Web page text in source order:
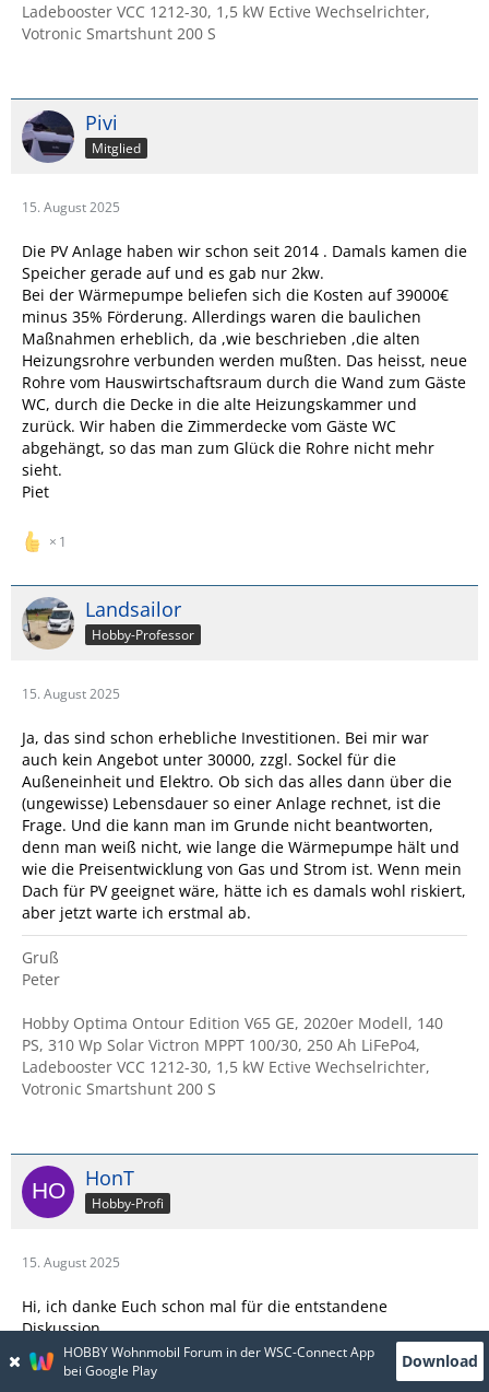
Ladebooster VCC 1212-30, 1,5 kW Ective Wechselrichter,
Votronic Smartshunt 200 S
Pivi
Mitglied
15. August 2025
Die PV Anlage haben wir schon seit 2014 . Damals kamen die
Speicher gerade auf und es gab nur 2kw.
Bei der Wärmepumpe beliefen sich die Kosten auf 39000€
minus 35% Förderung. Allerdings waren die baulichen
Maßnahmen erheblich, da ,wie beschrieben ,die alten
Heizungsrohre verbunden werden mußten. Das heisst, neue
Rohre vom Hauswirtschaftsraum durch die Wand zum Gäste
WC, durch die Decke in die alte Heizungskammer und
zurück. Wir haben die Zimmerdecke vom Gäste WC
abgehängt, so das man zum Glück die Rohre nicht mehr
sieht.
Piet
1
Landsailor
Hobby-Professor
15. August 2025
Ja, das sind schon erhebliche Investitionen. Bei mir war
auch kein Angebot unter 30000, zzgl. Sockel für die
Außeneinheit und Elektro. Ob sich das alles dann über die
(ungewisse) Lebensdauer so einer Anlage rechnet, ist die
Frage. Und die kann man im Grunde nicht beantworten,
denn man weiß nicht, wie lange die Wärmepumpe hält und
wie die Preisentwicklung von Gas und Strom ist. Wenn mein
Dach für PV geeignet wäre, hätte ich es damals wohl riskiert,
aber jetzt warte ich erstmal ab.
Gruß
Peter
Hobby Optima Ontour Edition V65 GE, 2020er Modell, 140
PS, 310 Wp Solar Victron MPPT 100/30, 250 Ah LiFePo4,
Ladebooster VCC 1212-30, 1,5 kW Ective Wechselrichter,
Votronic Smartshunt 200 S
HonT
Hobby-Profi
15. August 2025
Hi, ich danke Euch schon mal für die entstandene
Diskussion.
Das Pendel für oder gegen ist für uns noch nicht endgültig
HOBBY Wohnmobil Forum in der WSC-Connect App
bei Google Play
Download